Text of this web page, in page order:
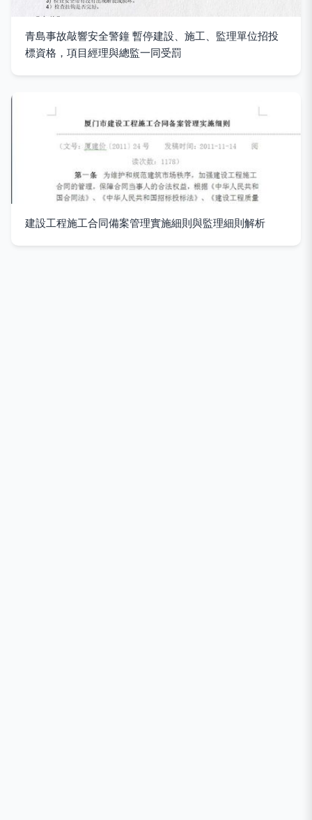
青島事故敲響安全警鐘 暫停建設、施工、監理單位招投
標資格，項目經理與總監一同受罰
建設工程施工合同備案管理實施細則與監理細則解析